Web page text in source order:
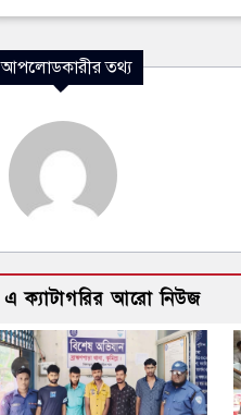
আপলোডকারীর তথ্য
এ ক্যাটাগরির আরো নিউজ